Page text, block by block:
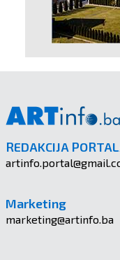
REDAKCIJA
Marketing
marketing@artinfo.ba